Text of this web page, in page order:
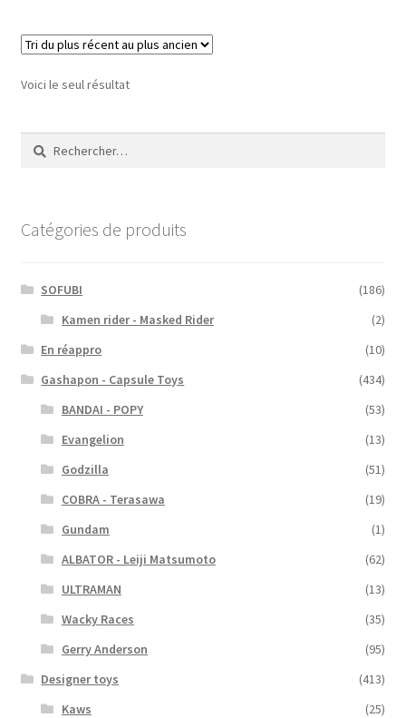
Voici le seul résultat
Rechercher :
Catégories de produits
SOFUBI
(186)
Kamen rider - Masked Rider
(2)
En réappro
(10)
Gashapon - Capsule Toys
(434)
BANDAI - POPY
(53)
Evangelion
(13)
Godzilla
(51)
COBRA - Terasawa
(19)
Gundam
(1)
ALBATOR - Leiji Matsumoto
(62)
ULTRAMAN
(13)
Wacky Races
(35)
Gerry Anderson
(95)
Designer toys
(413)
Kaws
(25)